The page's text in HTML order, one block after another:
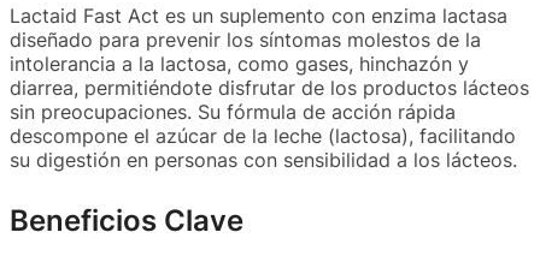
Lactaid Fast Act es un suplemento con enzima lactasa
diseñado para prevenir los síntomas molestos de la
intolerancia a la lactosa, como gases, hinchazón y
diarrea, permitiéndote disfrutar de los productos lácteos
sin preocupaciones. Su fórmula de acción rápida
descompone el azúcar de la leche (lactosa), facilitando
su digestión en personas con sensibilidad a los lácteos.
Beneficios Clave